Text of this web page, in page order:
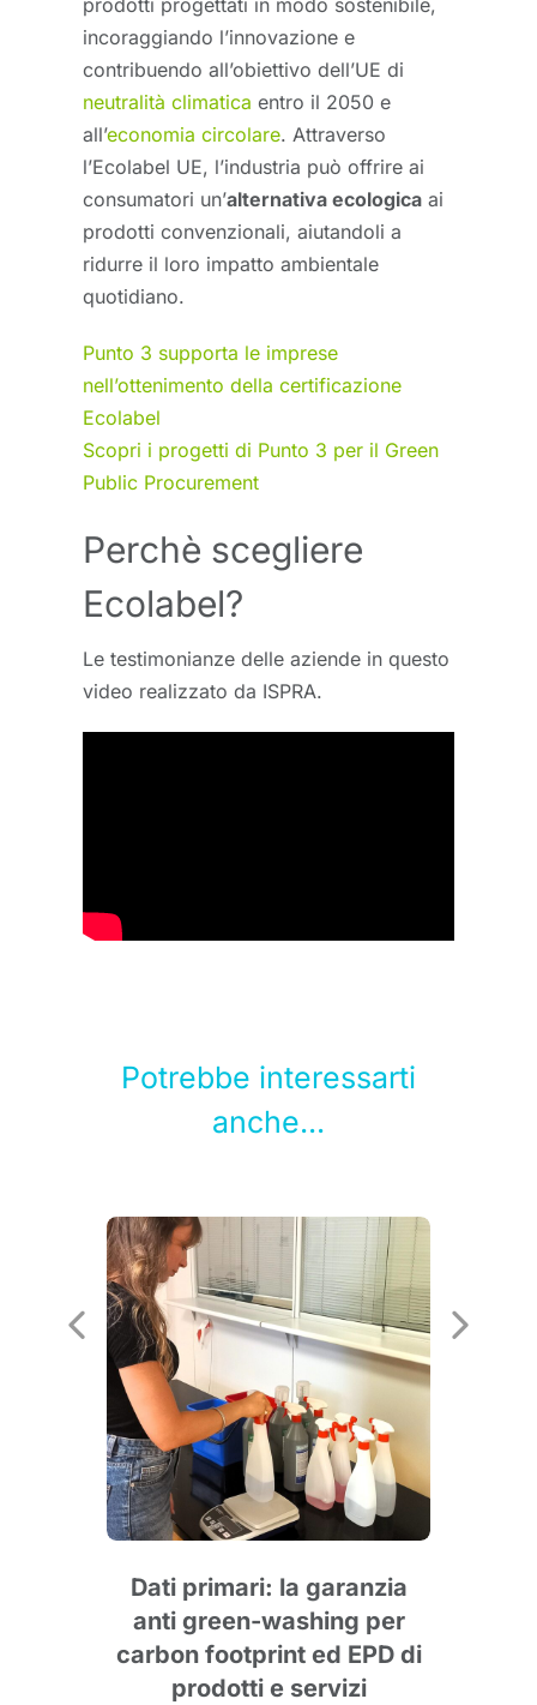
incoraggiando l’innovazione e
contribuendo all’obiettivo dell’UE di
neutralità climatica entro il 2050 e
all’economia circolare. Attraverso
l’Ecolabel UE, l’industria può offrire ai
consumatori un’alternativa ecologica ai
prodotti convenzionali, aiutandoli a
ridurre il loro impatto ambientale
quotidiano.
Punto 3 supporta le imprese
nell’ottenimento della certificazione
Ecolabel
Scopri i progetti di Punto 3 per il Green
Public Procurement
Perchè scegliere
Ecolabel?
Le testimonianze delle aziende in questo
video realizzato da ISPRA.
Potrebbe interessarti
anche...
Dati primari: la garanzia
anti green-washing per
carbon footprint ed EPD di
prodotti e servizi